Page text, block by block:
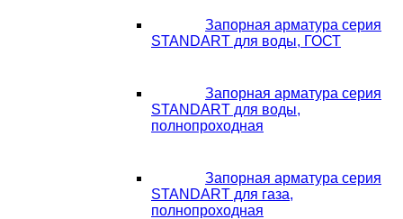
Запорная арматура серия
STANDART для воды, ГОСТ
Запорная арматура серия
STANDART для воды,
полнопроходная
Запорная арматура серия
STANDART для газа,
полнопроходная